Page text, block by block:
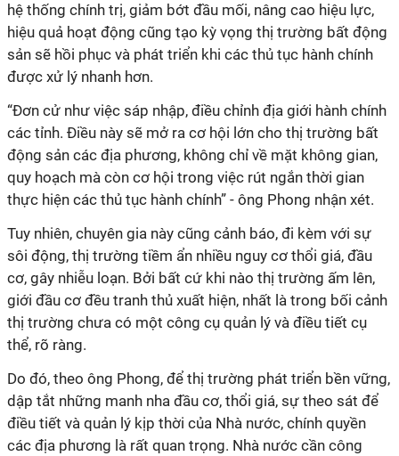
hệ thống chính trị, giảm bớt đầu mối, nâng cao hiệu lực,
hiệu quả hoạt động cũng tạo kỳ vọng thị trường bất động
sản sẽ hồi phục và phát triển khi các thủ tục hành chính
được xử lý nhanh hơn.
“Đơn cử như việc sáp nhập, điều chỉnh địa giới hành chính
các tỉnh. Điều này sẽ mở ra cơ hội lớn cho thị trường bất
động sản các địa phương, không chỉ về mặt không gian,
quy hoạch mà còn cơ hội trong việc rút ngắn thời gian
thực hiện các thủ tục hành chính” - ông Phong nhận xét.
Tuy nhiên, chuyên gia này cũng cảnh báo, đi kèm với sự
sôi động, thị trường tiềm ẩn nhiều nguy cơ thổi giá, đầu
cơ, gây nhiễu loạn. Bởi bất cứ khi nào thị trường ấm lên,
giới đầu cơ đều tranh thủ xuất hiện, nhất là trong bối cảnh
thị trường chưa có một công cụ quản lý và điều tiết cụ
thể, rõ ràng.
Do đó, theo ông Phong, để thị trường phát triển bền vững,
dập tắt những manh nha đầu cơ, thổi giá, sự theo sát để
điều tiết và quản lý kịp thời của Nhà nước, chính quyền
các địa phương là rất quan trọng. Nhà nước cần công